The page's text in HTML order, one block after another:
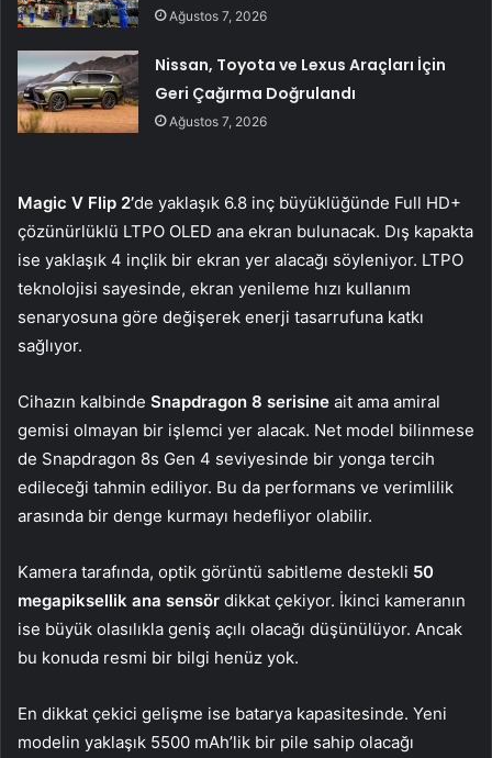
Ağustos 7, 2026
Nissan, Toyota ve Lexus Araçları İçin
Geri Çağırma Doğrulandı
Ağustos 7, 2026
Magic V Flip 2’de yaklaşık 6.8 inç büyüklüğünde Full HD+
çözünürlüklü LTPO OLED ana ekran bulunacak. Dış kapakta
ise yaklaşık 4 inçlik bir ekran yer alacağı söyleniyor. LTPO
teknolojisi sayesinde, ekran yenileme hızı kullanım
senaryosuna göre değişerek enerji tasarrufuna katkı
sağlıyor.
Cihazın kalbinde Snapdragon 8 serisine ait ama amiral
gemisi olmayan bir işlemci yer alacak. Net model bilinmese
de Snapdragon 8s Gen 4 seviyesinde bir yonga tercih
edileceği tahmin ediliyor. Bu da performans ve verimlilik
arasında bir denge kurmayı hedefliyor olabilir.
Kamera tarafında, optik görüntü sabitleme destekli 50
megapiksellik ana sensör dikkat çekiyor. İkinci kameranın
ise büyük olasılıkla geniş açılı olacağı düşünülüyor. Ancak
bu konuda resmi bir bilgi henüz yok.
En dikkat çekici gelişme ise batarya kapasitesinde. Yeni
modelin yaklaşık 5500 mAh’lik bir pile sahip olacağı